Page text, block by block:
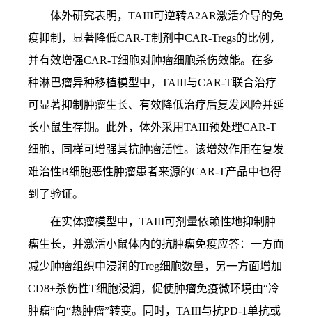
体外研究表明，TAIII可逆转A2AR激活介导的免
疫抑制，显著降低CAR-T制剂中CAR-Tregs的比例，
并有效增强CAR-T细胞对肿瘤细胞杀伤效能。在多
种淋巴瘤异种移植模型中，TAIII与CAR-T联合治疗
可显著抑制肿瘤生长、有效降低治疗后复发风险并延
长小鼠生存期。此外，体外采用TAIII预处理CAR-T
细胞，同样可增强其抗肿瘤活性。该增效作用在复发
难治性B细胞恶性肿瘤患者来源的CAR-T产品中也得
到了验证。
在实体瘤模型中，TAIII可剂量依赖性地抑制肿
瘤生长，并激活小鼠体内的抗肿瘤免疫应答：一方面
减少肿瘤组织中浸润的Treg细胞数量，另一方面增加
CD8+杀伤性T细胞浸润，促使肿瘤免疫微环境由“冷
肿瘤”向“热肿瘤”转变。同时，TAIII与抗PD-1单抗或